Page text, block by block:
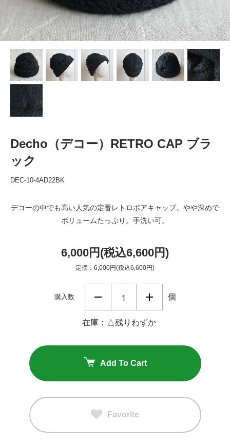
Decho（デコー）RETRO CAP ブラ
ック
DEC-10-4AD22BK
デコーの中でも高い人気の定番レトロボアキャップ。やや深めで
ボリュームたっぷり。手洗い可。
6,000円(税込6,600円)
定価：6,000円(税込6,600円)
購入数 個
在庫：△残りわずか
Add To Cart
Favorite